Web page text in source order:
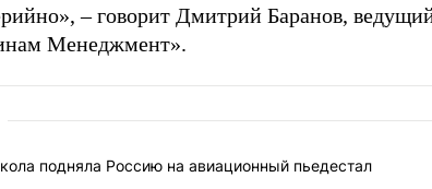
– говорит Дмитрий Баранов,
Менеджмент».
подняла Россию на авиационный пьедестал